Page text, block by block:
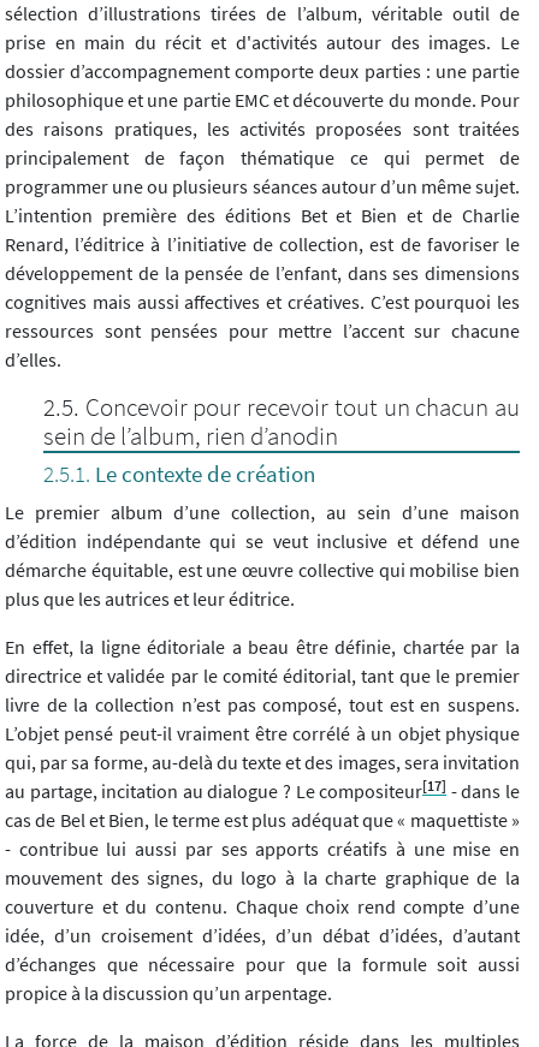
sélection d’illustrations tirées de l’album, véritable outil de
prise en main du récit et d'activités autour des images. Le
dossier d’accompagnement comporte deux parties : une partie
philosophique et une partie EMC et découverte du monde. Pour
des raisons pratiques, les activités proposées sont traitées
principalement de façon thématique ce qui permet de
programmer une ou plusieurs séances autour d’un même sujet.
L’intention première des éditions Bet et Bien et de Charlie
Renard, l’éditrice à l’initiative de collection, est de favoriser le
développement de la pensée de l’enfant, dans ses dimensions
cognitives mais aussi affectives et créatives. C’est pourquoi les
ressources sont pensées pour mettre l’accent sur chacune
d’elles.
Concevoir pour recevoir tout un chacun au
sein de l’album, rien d’anodin
Le contexte de création
Le premier album d’une collection, au sein d’une maison
d’édition indépendante qui se veut inclusive et défend une
démarche équitable, est une œuvre collective qui mobilise bien
plus que les autrices et leur éditrice.
En effet, la ligne éditoriale a beau être définie, chartée par la
directrice et validée par le comité éditorial, tant que le premier
livre de la collection n’est pas composé, tout est en suspens.
L’objet pensé peut-il vraiment être corrélé à un objet physique
qui, par sa forme, au-delà du texte et des images, sera invitation
au partage, incitation au dialogue ? Le compositeur[17] - dans le
cas de Bel et Bien, le terme est plus adéquat que « maquettiste »
- contribue lui aussi par ses apports créatifs à une mise en
mouvement des signes, du logo à la charte graphique de la
couverture et du contenu. Chaque choix rend compte d’une
idée, d’un croisement d’idées, d’un débat d’idées, d’autant
d’échanges que nécessaire pour que la formule soit aussi
propice à la discussion qu’un arpentage.
La force de la maison d’édition réside dans les multiples